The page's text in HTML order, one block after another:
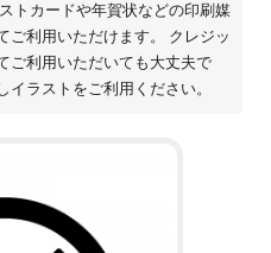
トカードや年賀状などの印刷媒
ご利用いただけます。 クレジッ
ご利用いただいても大丈夫で
イラストをご利用ください。